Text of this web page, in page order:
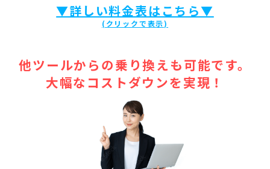
▼詳しい料金表はこちら▼
他ツールからの乗り換えも可能です。
大幅なコストダウンを実現！